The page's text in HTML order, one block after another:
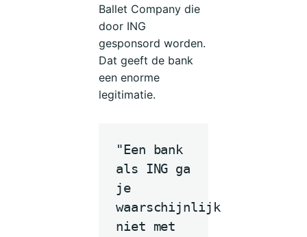
Ballet Company die
door ING
gesponsord worden.
Dat geeft de bank
een enorme
legitimatie.
"Een bank
als ING ga
je
waarschijnlijk
niet met